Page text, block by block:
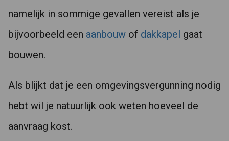
namelijk in sommige gevallen vereist als je
bijvoorbeeld een aanbouw of dakkapel gaat
bouwen.
Als blijkt dat je een omgevingsvergunning nodig
hebt wil je natuurlijk ook weten hoeveel de
aanvraag kost.